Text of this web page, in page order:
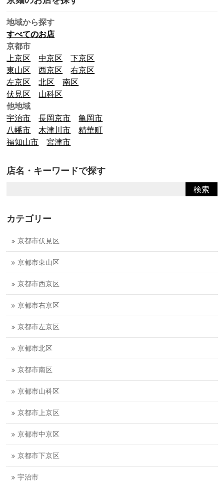
地域から探す
すべてのお店
京都市
上京区
中京区
下京区
東山区
西京区
右京区
左京区
北区
南区
伏見区
山科区
他地域
宇治市
長岡京市
亀岡市
八幡市
木津川市
精華町
福知山市
宮津市
店名・キーワードで探す
カテゴリー
京都市伏見区
京都市東山区
京都市西京区
京都市右京区
京都市左京区
京都市北区
京都市南区
京都市山科区
京都市上京区
京都市中京区
京都市下京区
宇治市